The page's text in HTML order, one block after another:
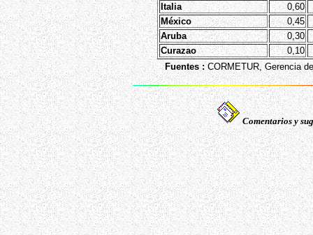
Italia
0,60
México
0,45
Aruba
0,30
Curazao
0,10
Fuentes : CORMETUR, Gerencia
Comentarios y